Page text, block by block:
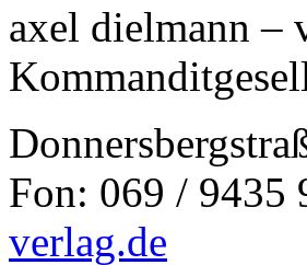
axel dielmann –
Fon: 069 /
verlag.de